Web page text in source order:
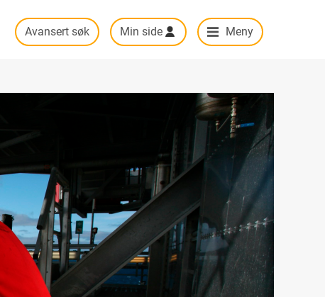
Avansert søk Min side Meny